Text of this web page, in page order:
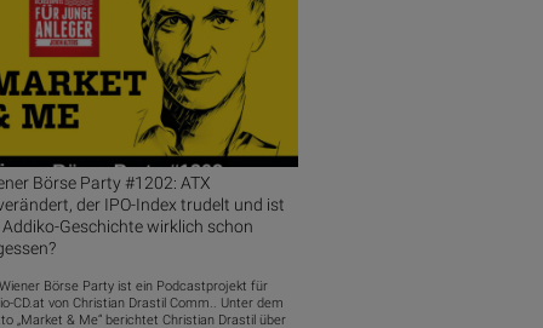
Börse Party #1202: ATX
der IPO-Index trudelt und ist
Addiko-Geschichte wirklich schon
Börse Party ist ein Podcastprojekt für
CD.at von Christian Drastil Comm.. Unter dem
„Market & Me“ berichtet Christian Drastil über